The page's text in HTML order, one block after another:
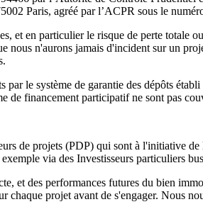
Paris, agréé par l’ACPR sous le
en particulier le risque de perte totale
nous n'aurons jamais d'incident sur un
le système de garantie des dépôts
de financement participatif ne sont pas
de projets (PDP) qui sont à l'initiative
via des Investisseurs particuliers
et des performances futures du bien
chaque projet avant de s'engager. Nous